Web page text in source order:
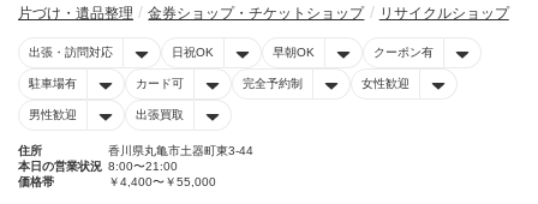
片づけ・遺品整理 金券ショップ・チケットショップ リサイクルショップ
出張・訪問対応 日祝OK 早朝OK クーポン有
駐車場有 カード可 完全予約制 女性歓迎
男性歓迎 出張買取
住所
香川県丸亀市土器町東3-44
本日の営業状況 8:00〜21:00
価格帯
￥4,400〜￥55,000